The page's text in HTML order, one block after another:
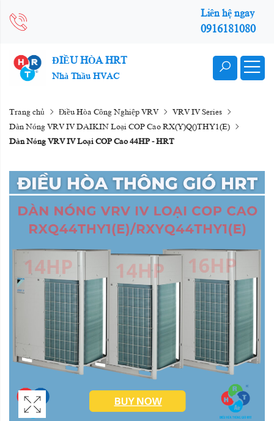
Liên hệ ngay
0916181080
ĐIỀU HÒA HRT
Nhà Thầu HVAC
Trang chủ Điều Hòa Công Nghiệp VRV
VRV IV Series
Dàn Nóng VRV IV DAIKIN Loại COP Cao RX(Y)Q()THY1(E)
Dàn Nóng VRV IV Loại COP Cao 44HP - HRT